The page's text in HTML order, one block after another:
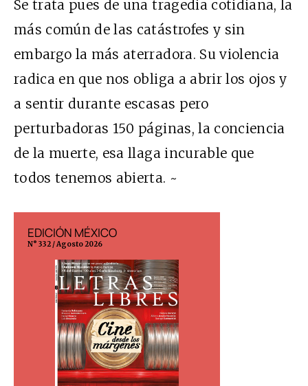
Se trata pues de una tragedia cotidiana, la
más común de las catástrofes y sin
embargo la más aterradora. Su violencia
radica en que nos obliga a abrir los ojos y
a sentir durante escasas pero
perturbadoras 150 páginas, la conciencia
de la muerte, esa llaga incurable que
todos tenemos abierta. ~
EDICIÓN MÉXICO
N° 332 / Agosto 2026